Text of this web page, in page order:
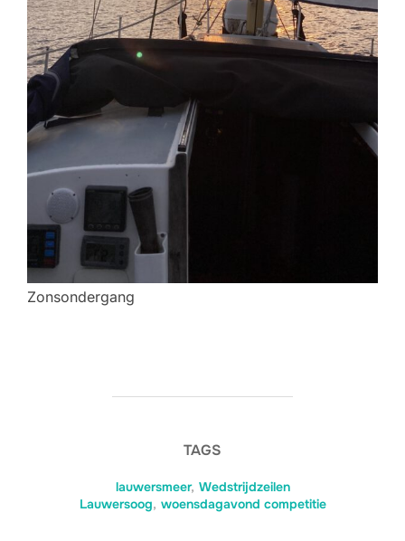
Zonsondergang
TAGS
lauwersmeer, Wedstrijdzeilen
Lauwersoog, woensdagavond competitie